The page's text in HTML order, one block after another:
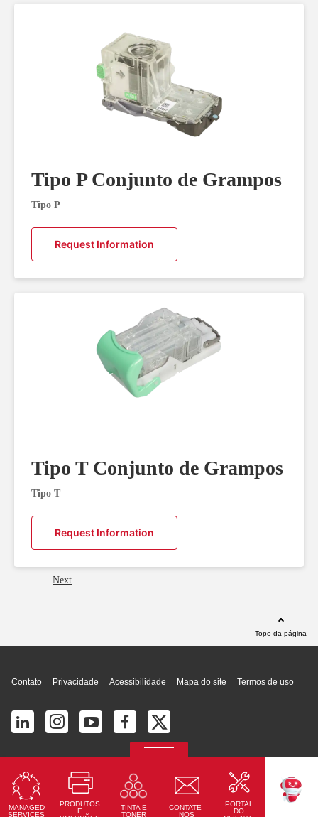
Tipo P Conjunto de Grampos
Tipo P
Request Information
Tipo T Conjunto de Grampos
Tipo T
Request Information
Next
MANAGED
SERVICES
PRODUTOS
E
TINTA E
TONER
CONTATE-
NOS
PORTAL
DO
Topo da página
Contato Privacidade Acessibilidade Mapa do site Termos de uso
2700 S Commerce Pkwy # 201, Weston, FL 33331, United States